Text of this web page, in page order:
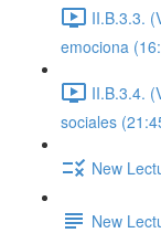
II.B.3.3.
emociona
II.B.3.4.
sociales
New
New